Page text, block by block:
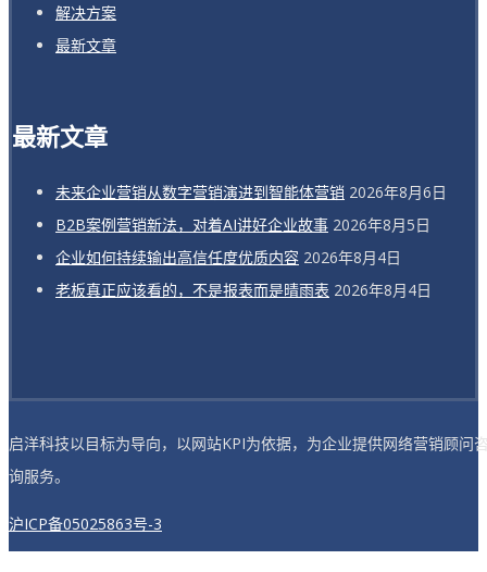
解决方案
最新文章
最新文章
未来企业营销从数字营销演进到智能体营销 2026年8月6日
B2B案例营销新法，对着AI讲好企业故事 2026年8月5日
企业如何持续输出高信任度优质内容 2026年8月4日
老板真正应该看的，不是报表而是晴雨表 2026年8月4日
启洋科技以目标为导向，以网站KPI为依据，为企业提供网络营销顾问
询服务。
沪ICP备05025863号-3